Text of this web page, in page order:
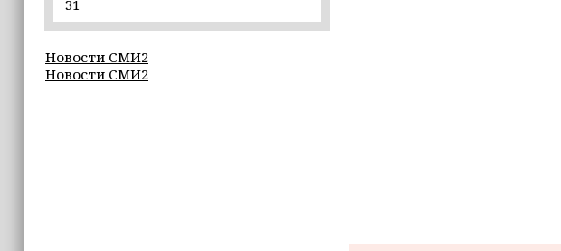
20:09
19:37
31
Новости СМИ2
Новости СМИ2